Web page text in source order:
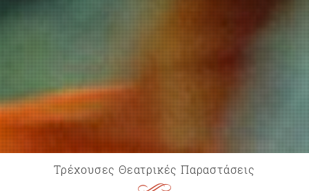
Τρέχουσες Θεατρικές Παραστάσεις